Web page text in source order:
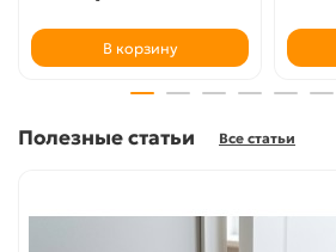
В корзину
Полезные статьи Все статьи